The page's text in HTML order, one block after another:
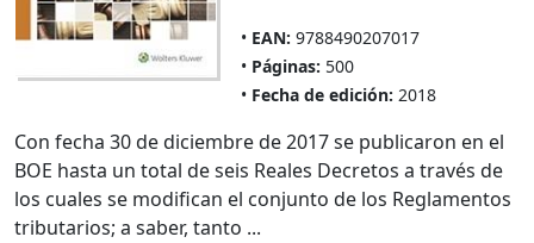
EAN: 9788490207017
Páginas: 500
Fecha de edición: 2018
Con fecha 30 de diciembre de 2017 se publicaron en el
BOE hasta un total de seis Reales Decretos a través de
los cuales se modifican el conjunto de los Reglamentos
tributarios; a saber, tanto ...